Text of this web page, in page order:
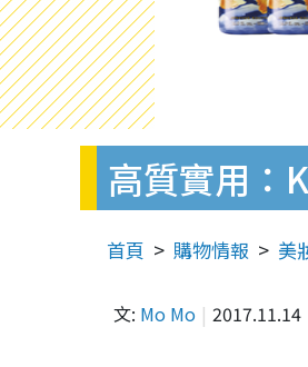
高質實用：
首頁 購物情報 美
文: Mo Mo 2017.11.14